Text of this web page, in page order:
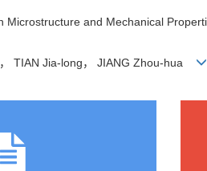
Microstructure and Mechanical
TIAN Jia-long， JIANG Zhou-hua